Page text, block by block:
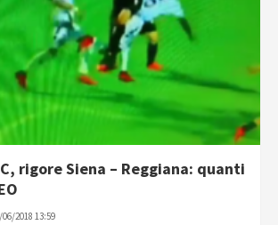
rigore Siena – Reggiana: quanti
2018 13:59